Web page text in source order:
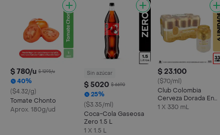
$ 780/u $ 1295/u
40%
($4.32/g)
Tomate Chonto
Aprox. 180g/ud
Sin azúcar
$ 5020 $ 6690
25%
($3.35/ml)
Coca-Cola Gaseosa
Zero 1.5 L
1 X 1.5 L
$ 23.100
($70/ml)
Club Colombia
Cerveza Dorada En
Lata 330 ML X6 Unds
1 X 330 mL